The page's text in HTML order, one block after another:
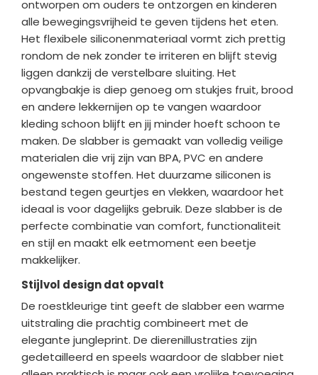
ontworpen om ouders te ontzorgen en kinderen
alle bewegingsvrijheid te geven tijdens het eten.
Het flexibele siliconenmateriaal vormt zich prettig
rondom de nek zonder te irriteren en blijft stevig
liggen dankzij de verstelbare sluiting. Het
opvangbakje is diep genoeg om stukjes fruit, brood
en andere lekkernijen op te vangen waardoor
kleding schoon blijft en jij minder hoeft schoon te
maken. De slabber is gemaakt van volledig veilige
materialen die vrij zijn van BPA, PVC en andere
ongewenste stoffen. Het duurzame siliconen is
bestand tegen geurtjes en vlekken, waardoor het
ideaal is voor dagelijks gebruik. Deze slabber is de
perfecte combinatie van comfort, functionaliteit
en stijl en maakt elk eetmoment een beetje
makkelijker.
Stijlvol design dat opvalt
De roestkleurige tint geeft de slabber een warme
uitstraling die prachtig combineert met de
elegante jungleprint. De dierenillustraties zijn
gedetailleerd en speels waardoor de slabber niet